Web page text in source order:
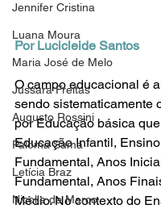
Jennifer Cristina
Luana Moura
Maria José de Melo
Jussara Freitas
Augusto Rossini
Paloma Sama
Letícia Braz
Nicolle de Marco
Por Lucicleide Santos
O campo educacional é
sendo sistematicamente
por Educação básica
Educação Infantil, Ensino
Fundamental, Anos
Fundamental, Anos
Médio. No contexto do